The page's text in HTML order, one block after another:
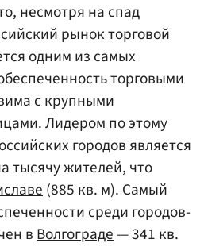
несмотря на спад
рынок торговой
одним из самых
торговыми
с крупными
Лидером по этому
городов является
тысячу жителей, что
(885 кв. м). Самый
среди городов-
вВолгограде— 341 кв.